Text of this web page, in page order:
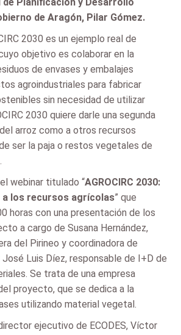
de Aragón, Pilar Gómez.
2030 es un ejemplo real de
objetivo es colaborar en la
de envases y embalajes
agroindustriales para fabricar
sin necesidad de utilizar
2030 quiere darle una segunda
arroz como a otros recursos
ser la paja o restos vegetales de
webinar titulado “AGROCIRC 2030:
a los recursos agrícolas” que
horas con una presentación de los
a cargo de Susana Hernández,
del Pirineo y coordinadora de
José Luis Díez, responsable de I+D de
Se trata de una empresa
proyecto, que se dedica a la
utilizando material vegetal.
ejecutivo de ECODES, Víctor